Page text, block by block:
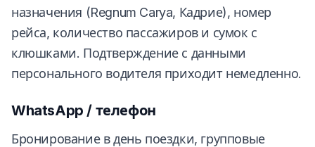
назначения (Regnum Carya, Кадрие), номер
рейса, количество пассажиров и сумок с
клюшками. Подтверждение с данными
персонального водителя приходит немедленно.
WhatsApp / телефон
Бронирование в день поездки, групповые